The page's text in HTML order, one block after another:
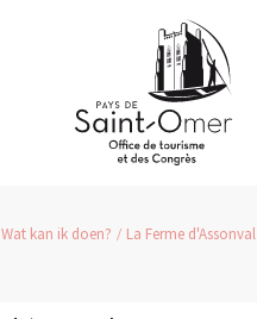
Wat kan ik doen? La Ferme d'Assonval